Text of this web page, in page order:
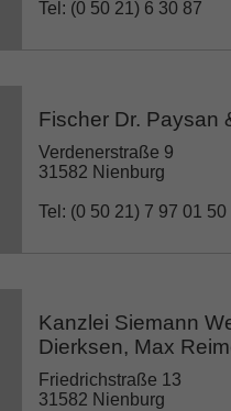
Tel: (0 50 21) 6 30 87
Fischer Dr. Paysan
Verdenerstraße 9
31582 Nienburg
Tel: (0 50 21) 7 97 01 50
Kanzlei Siemann
Dierksen, Max
Friedrichstraße 13
31582 Nienburg